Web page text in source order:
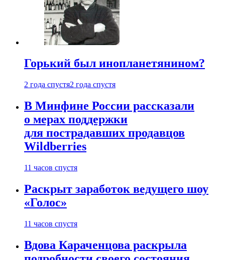
Горький был инопланетянином?
2 года спустя2 года спустя
В Минфине России рассказали
о мерах поддержки
для пострадавших продавцов
Wildberries
11 часов спустя
Раскрыт заработок ведущего шоу
«Голос»
11 часов спустя
Вдова Караченцова раскрыла